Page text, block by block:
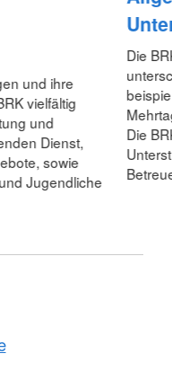
und ihre
vielfältig
und
Dienst,
sowie
Jugendliche
Die
Die